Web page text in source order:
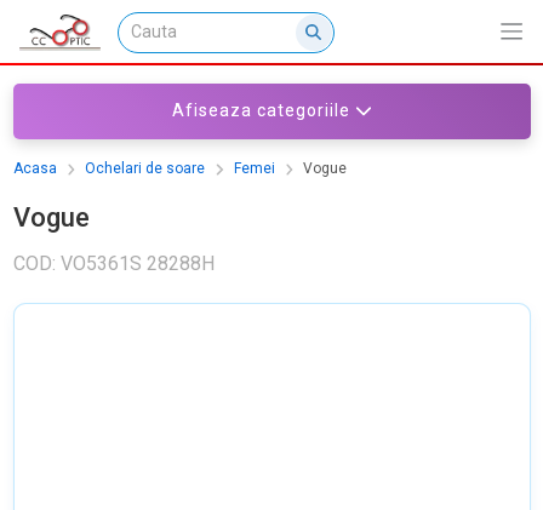
Afiseaza categoriile
Acasa Ochelari de soare Femei Vogue
Vogue
COD: VO5361S 28288H